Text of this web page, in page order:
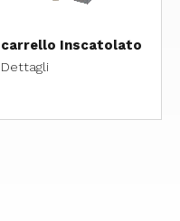
carrello Inscatolato
Dettagli